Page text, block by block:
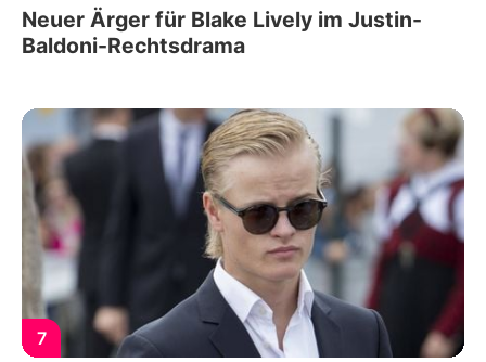
Neuer Ärger für Blake Lively im Justin-
Baldoni-Rechtsdrama
7